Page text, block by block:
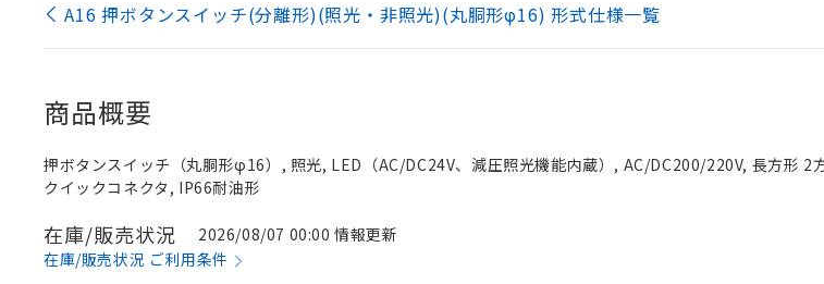
A16 押ボタンスイッチ(分離形)(照光・非照光)(丸胴形φ16) 形式仕様一覧
商品概要
押ボタンスイッチ（丸胴形φ16）, 照光, LED（AC/DC24V、減圧照光機能内蔵）, AC/DC200/220V, 長方形 2
クイックコネクタ, IP66耐油形
在庫/販売状況
2026/08/07 00:00 情報更新
在庫/販売状況 ご利用条件